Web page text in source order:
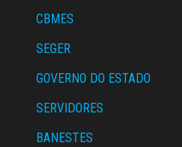
CBMES
SEGER
GOVERNO DO ESTADO
SERVIDORES
BANESTES